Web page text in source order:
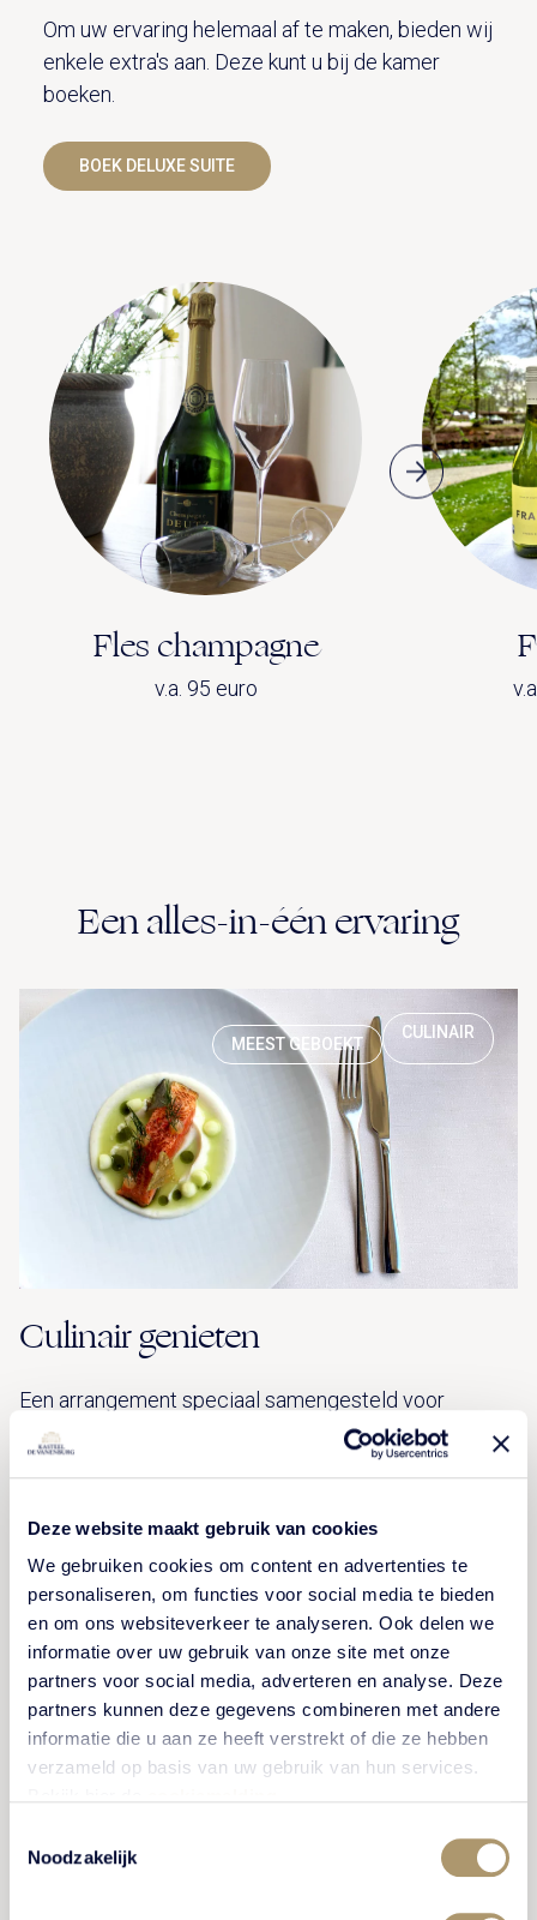
Deze website maakt gebruik van cookies
We gebruiken cookies om content en advertenties te
personaliseren, om functies voor social media te bieden
en om ons websiteverkeer te analyseren. Ook delen we
informatie over uw gebruik van onze site met onze
partners voor social media, adverteren en analyse. Deze
partners kunnen deze gegevens combineren met andere
informatie die u aan ze heeft verstrekt of die ze hebben
verzameld op basis van uw gebruik van hun services.
Noodzakelijk
Om uw ervaring helemaal af te maken, bieden wij
enkele extra's aan. Deze kunt u bij de kamer
boeken.
BOEK DELUXE SUITE
Fles champagne
v.a. 95 euro
Een alles-in-één ervaring
MEEST GEBOEKT
CULINAIR
Culinair genieten
Een arrangement speciaal samengesteld voor
fijnproevers. Geniet van een prinsheerlijk overnachting
in een deluxe kamer en een 5-gangendiner in
BEKIJK ARRANGEMENT
CULINAIR